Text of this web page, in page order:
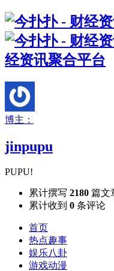
经资讯聚合平台
博主：
jinpupu
PUPU!
累计撰写 2180 篇文
累计收到 0 条评论
首页
热点趣事
娱乐八卦
游戏动漫